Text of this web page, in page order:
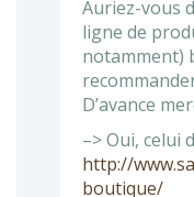
Auriez-vous
ligne de
notamment)
D’avance
–> Oui, celui
http://
boutique/